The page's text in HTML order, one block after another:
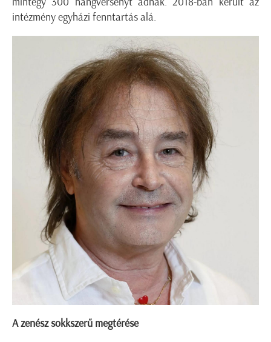
intézmény egyházi fenntartás alá.
A zenész sokkszerű megtérése